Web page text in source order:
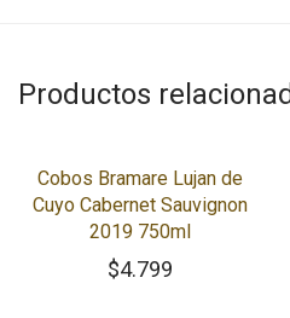
Productos
Cobos Bramare Lujan de
Cuyo Cabernet Sauvignon
2019 750ml
$4.799